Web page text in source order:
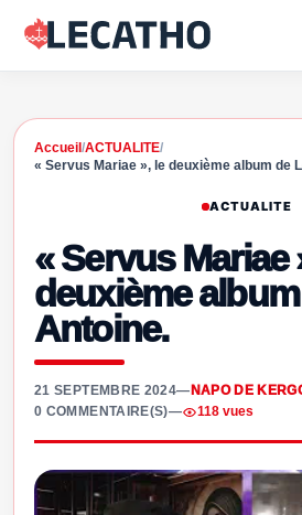
Accueil /ACTUALITE/
« Servus Mariae », le deuxième album de
ACTUALITE
« Servus Mariae
deuxième
Antoine.
21 SEPTEMBRE 2024— NAPO DE
0 COMMENTAIRE(S)— 118 vues